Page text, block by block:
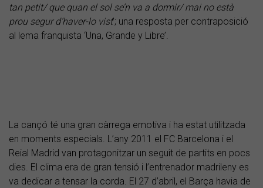
tan petit/ que quan el sol se’n va a dormir/ mai no està
prou segur d’haver-lo vist’; una resposta per contraposició
al lema franquista ‘Una, Grande y Libre’.
La cançó té una gran càrrega emotiva i ha estat utilitzada
en moments especials. L’any 2011 el FC Barcelona i el
Reial Madrid van protagonitzar un seguit de partits en pocs
dies. El clima era de gran tensió i l’entrenador madrileny es
va dedicar a tensar la corda. El 27 d’abril, el Barça havia de